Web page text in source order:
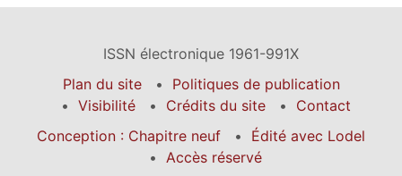
ISSN électronique 1961-991X
Plan du site
Politiques de publication
Visibilité
Crédits du site
Contact
Conception : Chapitre neuf
Édité avec Lodel
Accès réservé